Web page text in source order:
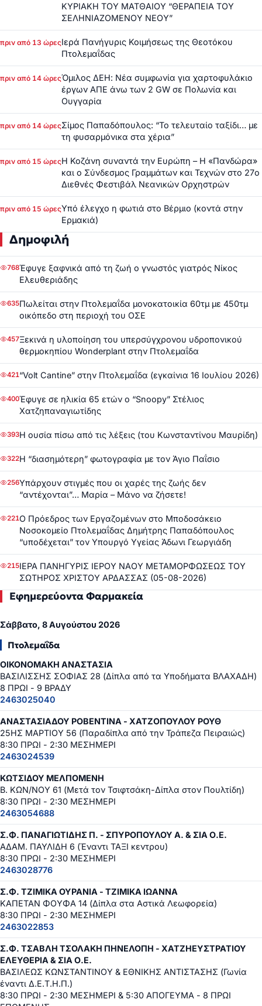
ΚΥΡΙΑΚΗ ΤΟΥ ΜΑΤΘΑΙΟΥ “ΘΕΡΑΠΕΙΑ ΤΟΥ
ΣΕΛΗΝΙΑΖΟΜΕΝΟΥ ΝΕΟΥ”
πριν από 13 ώρεςΙερά Πανήγυρις Κοιμήσεως της Θεοτόκου
Πτολεμαΐδας
πριν από 14 ώρεςΌμιλος ΔΕΗ: Νέα συμφωνία για χαρτοφυλάκιο
έργων ΑΠΕ άνω των 2 GW σε Πολωνία και
Ουγγαρία
πριν από 14 ώρεςΣίμος Παπαδόπουλος: “Το τελευταίο ταξίδι… με
τη φυσαρμόνικα στα χέρια”
πριν από 15 ώρεςΗ Κοζάνη συναντά την Ευρώπη – Η «Πανδώρα»
και ο Σύνδεσμος Γραμμάτων και Τεχνών στο 27ο
Διεθνές Φεστιβάλ Νεανικών Ορχηστρών
πριν από 15 ώρεςΥπό έλεγχο η φωτιά στο Βέρμιο (κοντά στην
Ερμακιά)
Δημοφιλή
768Έφυγε ξαφνικά από τη ζωή ο γνωστός γιατρός Νίκος
Ελευθεριάδης
635Πωλείται στην Πτολεμαΐδα μονοκατοικία 60τμ με 450τμ
οικόπεδο στη περιοχή του ΟΣΕ
457Ξεκινά η υλοποίηση του υπερσύγχρονου υδροπονικού
θερμοκηπίου Wonderplant στην Πτολεμαΐδα
421“Volt Cantine” στην Πτολεμαΐδα (εγκαίνια 16 Ιουλίου 2026)
400Έφυγε σε ηλικία 65 ετών ο “Snoopy” Στέλιος
Χατζηπαναγιωτίδης
393Η ουσία πίσω από τις λέξεις (του Κωνσταντίνου Μαυρίδη)
322Η “διασημότερη” φωτογραφία με τον Άγιο Παΐσιο
256Υπάρχουν στιγμές που οι χαρές της ζωής δεν
“αντέχονται”… Μαρία – Μάνο να ζήσετε!
221Ο Πρόεδρος των Εργαζομένων στο Μποδοσάκειο
Νοσοκομείο Πτολεμαΐδας Δημήτρης Παπαδόπουλος
“υποδέχεται” τον Υπουργό Υγείας Άδωνι Γεωργιάδη
215ΙΕΡΑ ΠΑΝΗΓΥΡΙΣ ΙΕΡΟΥ ΝΑΟΥ ΜΕΤΑΜΟΡΦΩΣΕΩΣ ΤΟΥ
ΣΩΤΗΡΟΣ ΧΡΙΣΤΟΥ ΑΡΔΑΣΣΑΣ (05-08-2026)
Εφημερεύοντα Φαρμακεία
Σάββατο, 8 Αυγούστου 2026
Πτολεμαΐδα
ΟΙΚΟΝΟΜΑΚΗ ΑΝΑΣΤΑΣΙΑ
ΒΑΣΙΛΙΣΣΗΣ ΣΟΦΙΑΣ 28 (Δίπλα από τα Υποδήματα ΒΛΑΧΑΔΗ)
8 ΠΡΩΙ - 9 ΒΡΑΔΥ
2463025040
ΑΝΑΣΤΑΣΙΑΔΟΥ ΡΟΒΕΝΤΙΝΑ - ΧΑΤΖΟΠΟΥΛΟΥ ΡΟΥΘ
25ΗΣ ΜΑΡΤΙΟΥ 56 (Παραδίπλα από την Τράπεζα Πειραιώς)
8:30 ΠΡΩΙ - 2:30 ΜΕΣΗΜΕΡΙ
2463024539
ΚΩΤΣΙΔΟΥ ΜΕΛΠΟΜΕΝΗ
Β. ΚΩΝ/ΝΟΥ 61 (Μετά τον Τσιφτσάκη-Δίπλα στον Πουλτίδη)
8:30 ΠΡΩΙ - 2:30 ΜΕΣΗΜΕΡΙ
2463054688
Σ.Φ. ΠΑΝΑΓΙΩΤΙΔΗΣ Π. - ΣΠΥΡΟΠΟΥΛΟΥ Α. & ΣΙΑ Ο.Ε.
ΑΔΑΜ. ΠΑΥΛΙΔΗ 6 (Έναντι ΤΑΞΙ κεντρου)
8:30 ΠΡΩΙ - 2:30 ΜΕΣΗΜΕΡΙ
2463028776
Σ.Φ. ΤΖΙΜΙΚΑ ΟΥΡΑΝΙΑ - ΤΖΙΜΙΚΑ ΙΩΑΝΝΑ
ΚΑΠΕΤΑΝ ΦΟΥΦΑ 14 (Δίπλα στα Αστικά Λεωφορεία)
8:30 ΠΡΩΙ - 2:30 ΜΕΣΗΜΕΡΙ
2463022853
Σ.Φ. ΤΣΑΒΛΗ ΤΣΟΛΑΚΗ ΠΗΝΕΛΟΠΗ - ΧΑΤΖΗΕΥΣΤΡΑΤΙΟΥ
ΕΛΕΥΘΕΡΙΑ & ΣΙΑ Ο.Ε.
ΒΑΣΙΛΕΩΣ ΚΩΝΣΤΑΝΤΙΝΟΥ & ΕΘΝΙΚΗΣ ΑΝΤΙΣΤΑΣΗΣ (Γωνία
έναντι Δ.Ε.Τ.Η.Π.)
8:30 ΠΡΩΙ - 2:30 ΜΕΣΗΜΕΡΙ & 5:30 ΑΠΟΓΕΥΜΑ - 8 ΠΡΩΙ